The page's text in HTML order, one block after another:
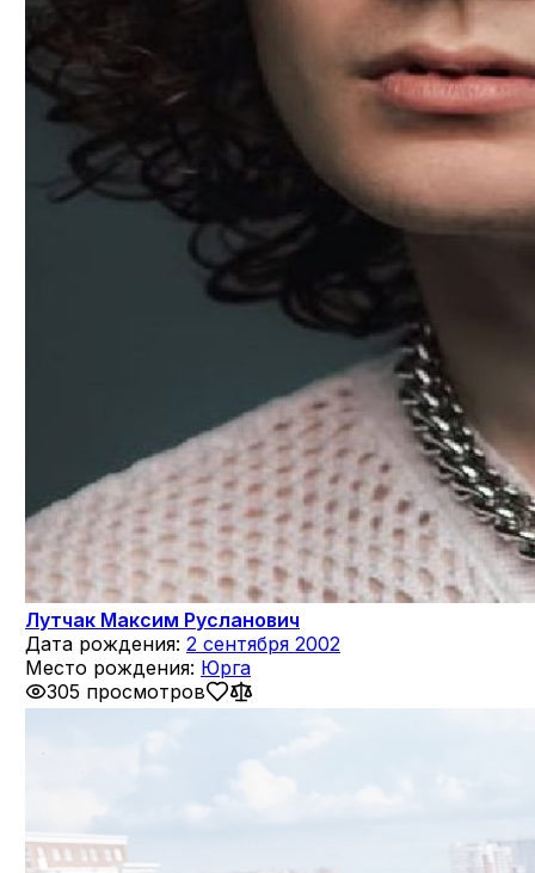
Лутчак Максим Русланович
Дата рождения: 2 сентября 2002
Место рождения: Юрга
305 просмотров